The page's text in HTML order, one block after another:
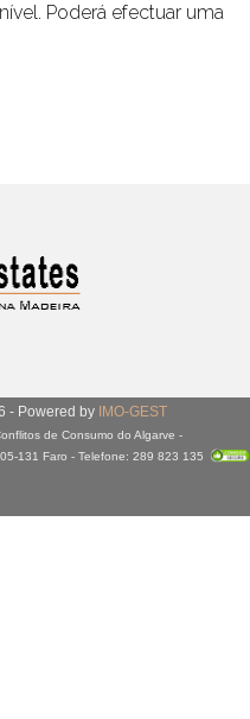
Poderá efectuar uma
- Powered by IMO-GEST
de Consumo do Algarve -
131 Faro - Telefone: 289 823 135